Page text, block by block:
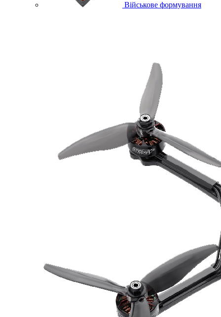
Військове формування